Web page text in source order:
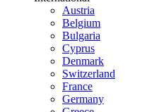
Austria
Belgium
Bulgaria
Cyprus
Denmark
Switzerland
France
Germany